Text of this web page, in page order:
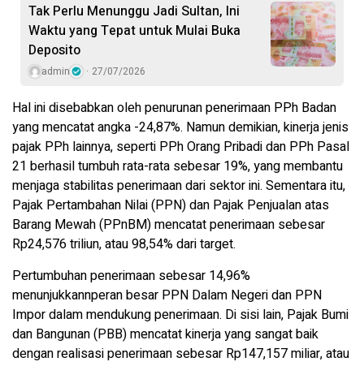
Tak Perlu Menunggu Jadi Sultan, Ini
Waktu yang Tepat untuk Mulai Buka
Deposito
admin 27/07/2026
Hal ini disebabkan oleh penurunan penerimaan PPh Badan
yang mencatat angka -24,87%. Namun demikian, kinerja jenis
pajak PPh lainnya, seperti PPh Orang Pribadi dan PPh Pasal
21 berhasil tumbuh rata-rata sebesar 19%, yang membantu
menjaga stabilitas penerimaan dari sektor ini. Sementara itu,
Pajak Pertambahan Nilai (PPN) dan Pajak Penjualan atas
Barang Mewah (PPnBM) mencatat penerimaan sebesar
Rp24,576 triliun, atau 98,54% dari target.
Pertumbuhan penerimaan sebesar 14,96%
menunjukkannperan besar PPN Dalam Negeri dan PPN
Impor dalam mendukung penerimaan. Di sisi lain, Pajak Bumi
dan Bangunan (PBB) mencatat kinerja yang sangat baik
dengan realisasi penerimaan sebesar Rp147,157 miliar, atau